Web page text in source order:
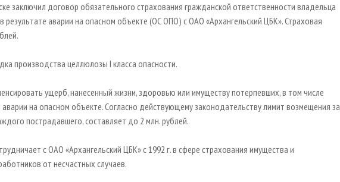
заключил договор обязательного страхования гражданской ответственности владельца
результате аварии на опасном объекте (ОС ОПО) с ОАО «Архангельский ЦБК». Страховая
производства целлюлозы I класса опасности.
ущерб, нанесенный жизни, здоровью или имуществу потерпевших, в том числе
на опасном объекте. Согласно действующему законодательству лимит возмещения за
пострадавшего, составляет до 2 млн. рублей.
с ОАО «Архангельский ЦБК» с 1992 г. в сфере страхования имущества и
от несчастных случаев.